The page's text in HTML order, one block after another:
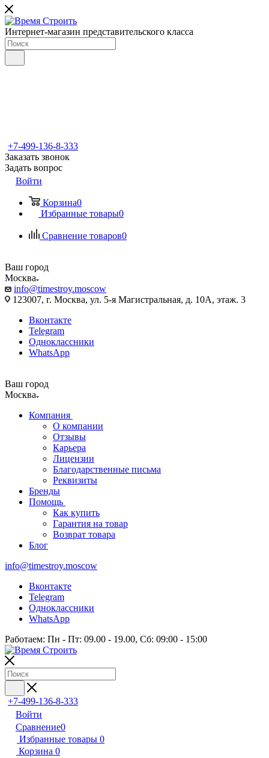
Интернет-магазин представительского класса
+7-499-136-8-333
Заказать звонок
Задать вопрос
Войти
Корзина0
Избранные товары0
Сравнение товаров0
Ваш город
Москва
info@timestroy.moscow
123007, г. Москва, ул. 5-я Магистральная, д. 10А, этаж. 3
Вконтакте
Telegram
Одноклассники
WhatsApp
Ваш город
Москва
Компания
О компании
Отзывы
Карьера
Лицензии
Благодарственные письма
Реквизиты
Бренды
Помощь
Как купить
Гарантия на товар
Возврат товара
Блог
info@timestroy.moscow
Вконтакте
Telegram
Одноклассники
WhatsApp
Работаем: Пн - Пт: 09.00 - 19.00, Сб: 09:00 - 15:00
+7-499-136-8-333
Войти
Сравнение0
Избранные товары 0
Корзина 0